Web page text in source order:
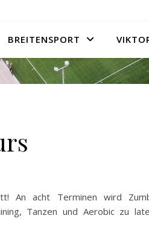
BREITENSPORT
An acht Terminen wird
Tanzen und Aerobic zu